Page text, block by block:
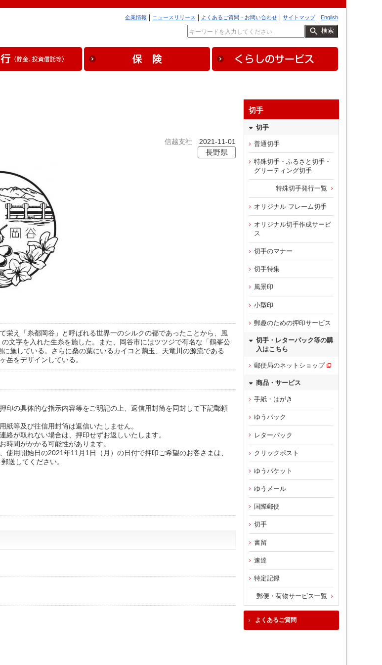
English
サイトマップ
よくあるご質問・お問い合わせ
ニュースリリース
企業情報
検索
信越支社 2021-11-01
長野県
栄え「糸都岡谷」と呼ばれる世界一のシルクの都であったことから、風
文字を入れた生糸を施した。また、岡谷市にはツツジで有名な「鶴峯公
施している。さらに桑の葉にいるカイコと繭玉、天竜川の源流である
岳をデザインしている。
印の具体的な指示内容等をご明記の上、返信用封筒を同封して下記郵頼
紙等及び往信用封筒は返信いたしません。
絡が取れない場合は、押印せずお返しいたします。
時間がかかる可能性があります。
使用開始日の2021年11月1日（月）の日付で押印ご希望のお客さまは、
送してください。
切手
切手
普通切手
特殊切手・ふるさと切手・
グリーティング切手
特殊切手発行一覧
オリジナル フレーム切手
オリジナル切手作成サービ
ス
切手のマナー
切手特集
風景印
小型印
郵趣のための押印サービス
切手・レターパック等の購
入はこちら
郵便局のネットショップ
商品・サービス
手紙・はがき
ゆうパック
レターパック
クリックポスト
ゆうパケット
ゆうメール
国際郵便
切手
書留
速達
特定記録
郵便・荷物サービス一覧
よくあるご質問